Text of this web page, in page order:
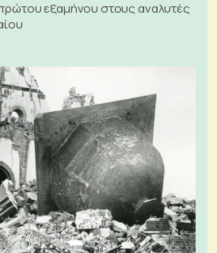
εξαμήνου στους αναλυτές